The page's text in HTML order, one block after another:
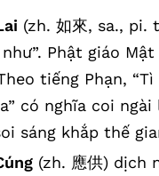
(zh. 如來, sa., pi.
như”. Phật giáo
tiếng Phạn,
có nghĩa coi
sáng khắp thế
(zh. 應供) dịch